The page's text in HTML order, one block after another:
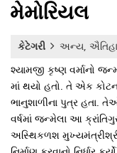
મેમોરિયલ
કેટેગરી
અન્ય,
શ્યામજી કૃષ્ણ વર્માનો
માં થયો હતો. તે એક
ભાનુશાળીના પુત્ર હતા.
વર્ષમાં જન્મેલા આ
અસ્થિકળશ